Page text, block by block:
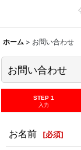
ホーム > お問い合わせ
お問い合わせ
STEP 1
入力
お名前 [必須]